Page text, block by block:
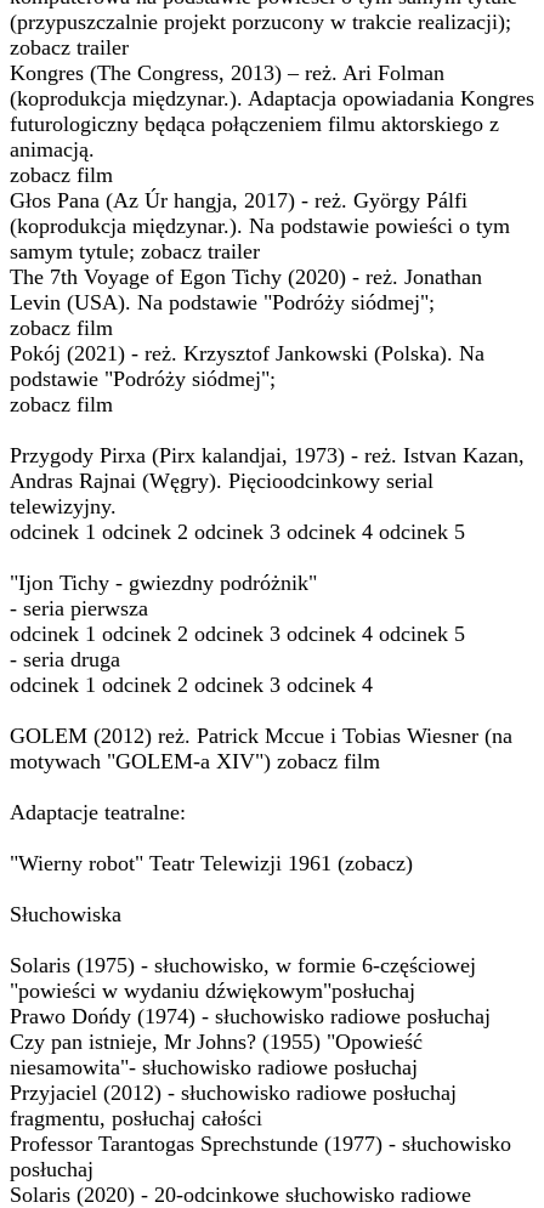
(przypuszczalnie projekt porzucony w trakcie realizacji);
zobacz trailer
Kongres (The Congress, 2013) – reż. Ari Folman
(koprodukcja międzynar.). Adaptacja opowiadania Kongres
futurologiczny będąca połączeniem filmu aktorskiego z
animacją.
zobacz film
Głos Pana (Az Úr hangja, 2017) - reż. György Pálfi
(koprodukcja międzynar.). Na podstawie powieści o tym
samym tytule; zobacz trailer
The 7th Voyage of Egon Tichy (2020) - reż. Jonathan
Levin (USA). Na podstawie "Podróży siódmej";
zobacz film
Pokój (2021) - reż. Krzysztof Jankowski (Polska). Na
podstawie "Podróży siódmej";
zobacz film
Przygody Pirxa (Pirx kalandjai, 1973) - reż. Istvan Kazan,
Andras Rajnai (Węgry). Pięcioodcinkowy serial
telewizyjny.
odcinek 1 odcinek 2 odcinek 3 odcinek 4 odcinek 5
"Ijon Tichy - gwiezdny podróżnik"
- seria pierwsza
odcinek 1 odcinek 2 odcinek 3 odcinek 4 odcinek 5
- seria druga
odcinek 1 odcinek 2 odcinek 3 odcinek 4
GOLEM (2012) reż. Patrick Mccue i Tobias Wiesner (na
motywach "GOLEM-a XIV") zobacz film
Adaptacje teatralne:
"Wierny robot" Teatr Telewizji 1961 (zobacz)
Słuchowiska
Solaris (1975) - słuchowisko, w formie 6-częściowej
"powieści w wydaniu dźwiękowym"posłuchaj
Prawo Dońdy (1974) - słuchowisko radiowe posłuchaj
Czy pan istnieje, Mr Johns? (1955) "Opowieść
niesamowita"- słuchowisko radiowe posłuchaj
Przyjaciel (2012) - słuchowisko radiowe posłuchaj
fragmentu, posłuchaj całości
Professor Tarantogas Sprechstunde (1977) - słuchowisko
posłuchaj
Solaris (2020) - 20-odcinkowe słuchowisko radiowe